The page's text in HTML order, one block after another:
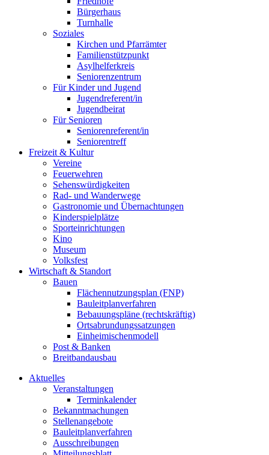
Bürgerhaus
Turnhalle
Soziales
Kirchen und Pfarrämter
Familienstützpunkt
Asylhelferkreis
Seniorenzentrum
Für Kinder und Jugend
Jugendreferent/in
Jugendbeirat
Für Senioren
Seniorenreferent/in
Seniorentreff
Freizeit & Kultur
Vereine
Feuerwehren
Sehenswürdigkeiten
Rad- und Wanderwege
Gastronomie und Übernachtungen
Kinderspielplätze
Sporteinrichtungen
Kino
Museum
Volksfest
Wirtschaft & Standort
Bauen
Flächennutzungsplan (FNP)
Bauleitplanverfahren
Bebauungspläne (rechtskräftig)
Ortsabrundungssatzungen
Einheimischenmodell
Post & Banken
Breitbandausbau
Aktuelles
Veranstaltungen
Terminkalender
Bekanntmachungen
Stellenangebote
Bauleitplanverfahren
Ausschreibungen